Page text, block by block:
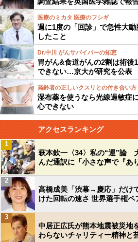
医療のミカタ 医療のフシギ
週に1度の「回診」で急性大
したこと
Dr.中川 がんサバイバーの知恵
胃がん&食道がんの2割は術後
できない…京大が研究を公表
高齢者の正しいクスリとの付き合い方
湿布薬を使うなら光線過敏症
心できない
アクセスランキング
萩本欽一〈34〉私の“運”論
んだ通訳に「小さな声で『あ
1
高橋成美「渋幕→慶応」だけ
けた回転の速さ 世界選手権
2
中居正広氏が熊本地震被災地
わらないチャリティー精神と
3